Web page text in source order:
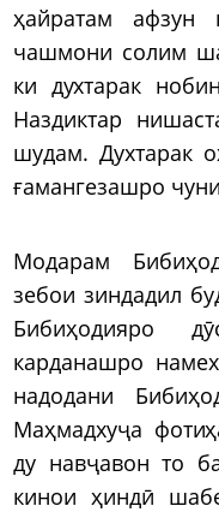
ҳайратам афзун
чашмони солим
ки духтарак
Наздиктар
шудам. Духтарак
ғамангезашро
Модарам
зебои зиндадил
Бибиҳодияро
карданашро
надодани
Маҳмадхуҷа
ду навҷавон то
кинои ҳиндӣ